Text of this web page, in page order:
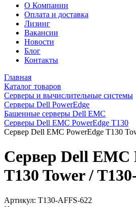
О Компании
Оплата и доставка
Лизинг
Вакансии
Новости
Блог
Контакты
Главная
Каталог товаров
Серверы и вычислительные системы
Серверы Dell PowerEdge
Башенные серверы Dell EMC
Серверы Dell EMC PowerEdge T130
Сервер Dell EMC PowerEdge T130
Сервер Dell EMC
T130 Tower /
Артикул: T130-AFFS-622